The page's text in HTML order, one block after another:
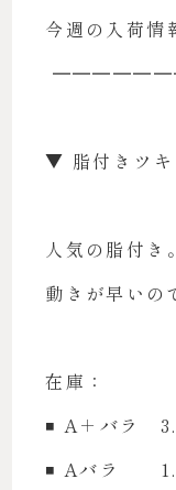
今週の入荷情
▼ 脂付きツキ
人気の脂付き。
動きが早いの
在庫：
◾️ A＋バラ
◾️ Aバラ